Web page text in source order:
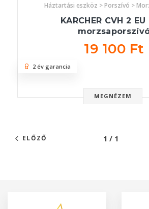
Háztartási eszköz > Porszívó >
KARCHER CVH 2
19 100 Ft
MEGNÉZEM
2 év garancia
ELŐZŐ 1 / 1